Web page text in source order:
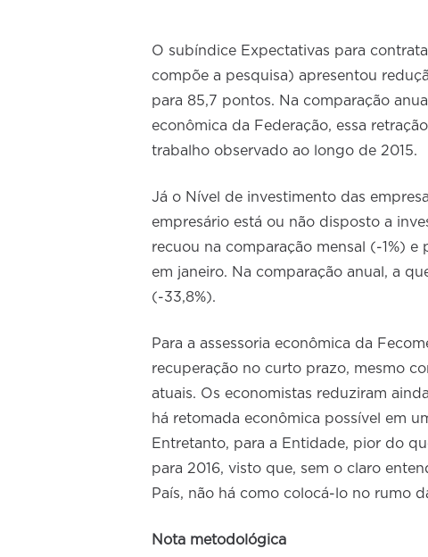
O subíndice Expectativas para
compõe a pesquisa) apresentou
para 85,7 pontos. Na comparação
econômica da Federação, essa
trabalho observado ao longo de 2015.
Já o Nível de investimento das
empresário está ou não disposto a
recuou na comparação mensal (-1%)
em janeiro. Na comparação anual, a
(-33,8%).
Para a assessoria econômica da
recuperação no curto prazo, mesmo
atuais. Os economistas reduziram
há retomada econômica possível em
Entretanto, para a Entidade, pior do
para 2016, visto que, sem o claro
País, não há como colocá-lo no rumo
Nota metodológica